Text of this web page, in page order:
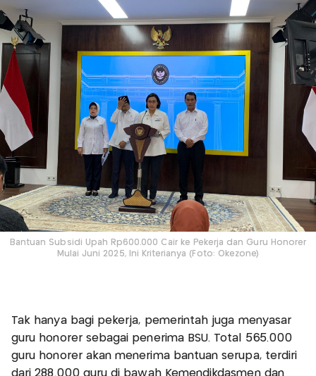
Bantuan Subsidi Upah Rp600.000 Cair ke Pekerja dan Guru Honorer
Mulai Juni 2025, Ini Kriterianya (Foto: Okezone)
Tak hanya bagi pekerja, pemerintah juga menyasar
guru honorer sebagai penerima BSU. Total 565.000
guru honorer akan menerima bantuan serupa, terdiri
dari 288.000 guru di bawah Kemendikdasmen dan